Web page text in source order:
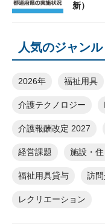
新）
人気のジャンル
2026年 福祉用具
介護テクノロジー
介護報酬改定 2027
経営課題 施設・
福祉用具貸与 訪
レクリエーション